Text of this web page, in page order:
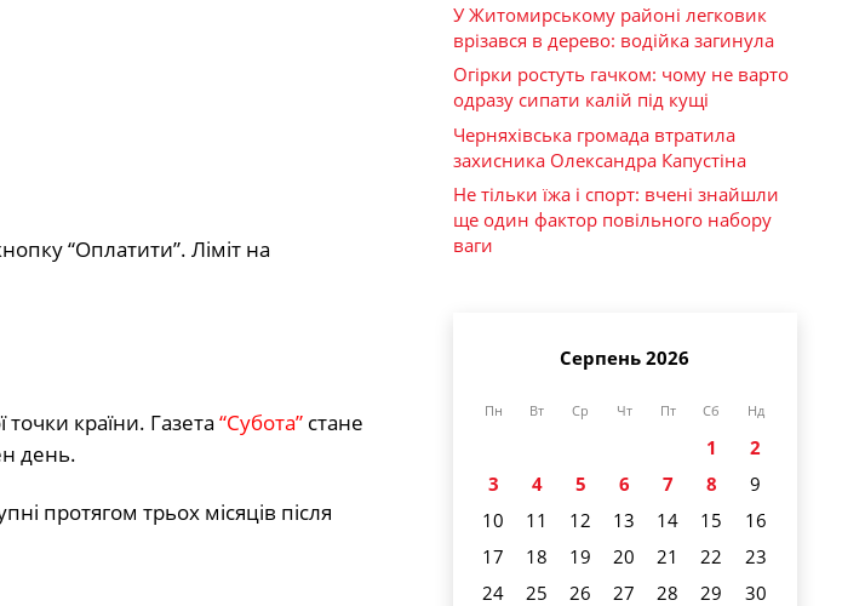
“Оплатити”. Ліміт на
країни. Газета “Субота”стане
день.
протягом трьох місяців після
У Житомирському районі легковик
врізався в дерево: водійка загинула
Огірки ростуть гачком: чому не варто
одразу сипати калій під кущі
Черняхівська громада втратила
захисника Олександра Капустіна
Не тільки їжа і спорт: вчені знайшли
ще один фактор повільного набору
ваги
Серпень 2026
Пн Вт Ср Чт Пт Сб Нд
1
2
3
4 5 6 7 8
9
10
11 12 13 14 15
16
17
18 19 20 21 22
23
24
25 26 27 28 29
30